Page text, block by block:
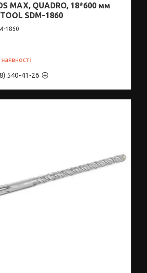
MAX, QUADRO, 18*600 мм
SDM-1860
1860
540-41-26